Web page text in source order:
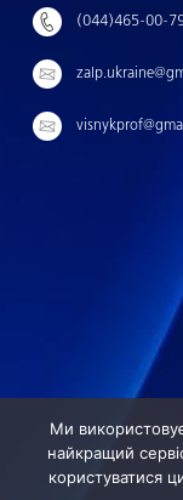
:
(044)465-00-
Ми
найкращий
користуватися